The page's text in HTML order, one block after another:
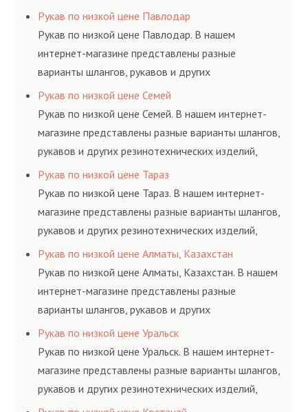
резинотехнических изделий, соответствующих
ГОСТам, техническим условиям и нормативам.
Рукав по низкой цене Павлодар
Рукав по низкой цене Павлодар. В нашем
интернет-магазине представлены разные
варианты шлангов, рукавов и других
резинотехнических изделий, соответствующих
ГОСТам, техническим условиям и нормативам.
Рукав по низкой цене Семей
Рукав по низкой цене Семей. В нашем интернет-
магазине представлены разные варианты шлангов,
рукавов и других резинотехнических изделий,
соответствующих ГОСТам, техническим условиям
и нормативам.
Рукав по низкой цене Тараз
Рукав по низкой цене Тараз. В нашем интернет-
магазине представлены разные варианты шлангов,
рукавов и других резинотехнических изделий,
соответствующих ГОСТам, техническим условиям
и нормативам.
Рукав по низкой цене Алматы, Казахстан
Рукав по низкой цене Алматы, Казахстан. В нашем
интернет-магазине представлены разные
варианты шлангов, рукавов и других
резинотехнических изделий, соответствующих
ГОСТам, техническим условиям и нормативам.
Рукав по низкой цене Уральск
Рукав по низкой цене Уральск. В нашем интернет-
магазине представлены разные варианты шлангов,
рукавов и других резинотехнических изделий,
соответствующих ГОСТам, техническим условиям